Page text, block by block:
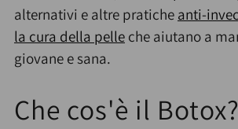
alternativi e altre pratiche anti-
la cura della pelle che aiutano a
giovane e sana.
Che cos'è il Botox?